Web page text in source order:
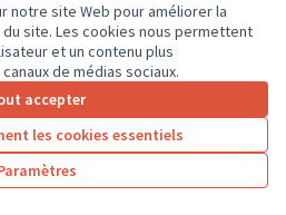
notre site Web pour améliorer la
site. Les cookies nous permettent
et un contenu plus
de médias sociaux.
accepter
les cookies essentiels